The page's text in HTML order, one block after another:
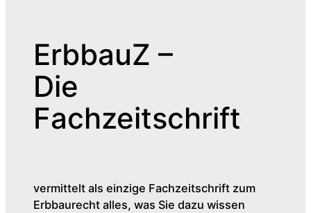
ErbbauZ –
Die
Fachzeitschrift
vermittelt als einzige Fachzeitschrift zum
Erbbaurecht alles, was Sie dazu wissen